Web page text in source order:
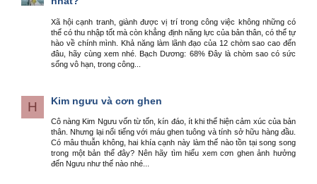
Xã hội cạnh tranh, giành được vị trí trong công việc không những có
thể có thu nhập tốt mà còn khẳng định năng lực của bản thân, có thể tự
hào về chính mình. Khả năng làm lãnh đạo của 12 chòm sao cao đến
đâu, hãy cùng xem nhé. Bạch Dương: 68% Đây là chòm sao có sức
sống vô hạn, trong công...
H Kim ngưu và cơn ghen
Cô nàng Kim Ngưu vốn từ tốn, kín đáo, ít khi thể hiện cảm xúc của bản
thân. Nhưng lại nổi tiếng với máu ghen tuông và tính sở hữu hàng đầu.
Có mâu thuẫn không, hai khía cạnh này làm thế nào tồn tại song song
trong một bản thể đây? Nên hãy tìm hiểu xem cơn ghen ảnh hưởng
đến Ngưu như thế nào nhé...